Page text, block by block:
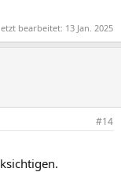
bearbeitet: 13 Jan. 2025
#14